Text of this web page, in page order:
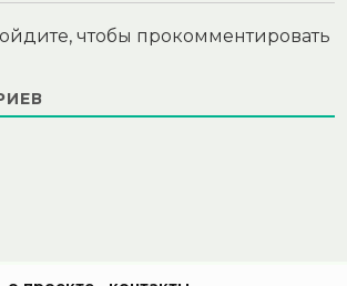
чтобы прокомментировать